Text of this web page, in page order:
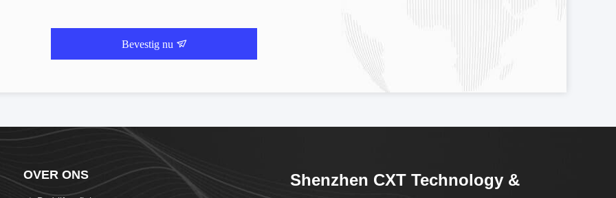
Bevestig nu
OVER ONS
Shenzhen CXT Technology &